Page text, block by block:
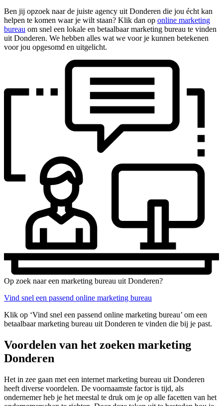
Ben jij opzoek naar de juiste agency uit Donderen die jou écht kan
helpen te komen waar je wilt staan? Klik dan op online marketing
bureau om snel een lokale en betaalbaar marketing bureau te vinden
uit Donderen. We hebben alles wat we voor je kunnen betekenen
voor jou opgesomd en uitgelicht.
Op zoek naar een marketing bureau uit Donderen?
Vind snel een passend online marketing bureau
Klik op ‘Vind snel een passend online marketing bureau’ om een
betaalbaar marketing bureau uit Donderen te vinden die bij je past.
Voordelen van het zoeken marketing
Donderen
Het in zee gaan met een internet marketing bureau uit Donderen
heeft diverse voordelen. De voornaamste factor is tijd, als
ondernemer heb je het meestal te druk om je op alle facetten van het